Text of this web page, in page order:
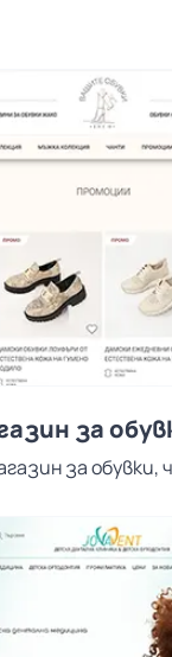
за
за обувки,